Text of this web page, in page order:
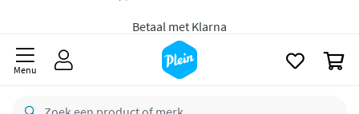
Bestelling uiterlijkzaterdag
Gratisretourneren
Menu